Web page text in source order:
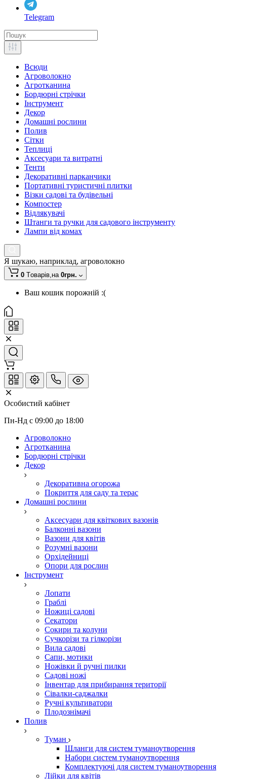
Telegram
Всюди
Агроволокно
Агротканина
Бордюрні стрічки
Інструмент
Декор
Домашні рослини
Полив
Сітки
Теплиці
Аксесуари та витратні
Тенти
Декоративні парканчики
Портативні туристичні плитки
Візки садові та будівельні
Компостер
Відлякувачі
Штанги та ручки для садового інструменту
Лампи від комах
Я шукаю, наприклад, агроволокно
0 Tоварів,на 0грн.
Ваш кошик порожній :(
Особистий кабінет
Пн-Нд с 09:00 до 18:00
Агроволокно
Агротканина
Бордюрні стрічки
Декор
Декоративна огорожа
Покриття для саду та терас
Домашні рослини
Аксесуари для квіткових вазонів
Балконні вазони
Вазони для квітів
Розумні вазони
Орхідейниці
Опори для рослин
Інструмент
Лопати
Граблі
Ножиці садові
Секатори
Сокири та колуни
Сучкорізи та гілкорізи
Вила садові
Сапи, мотики
Ножівки й ручні пилки
Садові ножі
Інвентар для прибирання території
Сівалки-саджалки
Ручні культиватори
Плодознімачі
Полив
Туман
Шланги для систем туманоутворення
Набори систем туманоутворення
Комплектуючі для систем туманоутворення
Лійки для квітів